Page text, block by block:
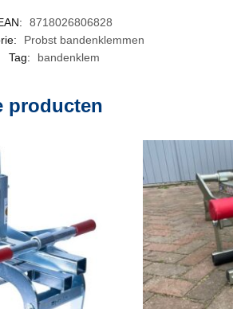
8718026806828
Probst bandenklemmen
Tag:
bandenklem
producten